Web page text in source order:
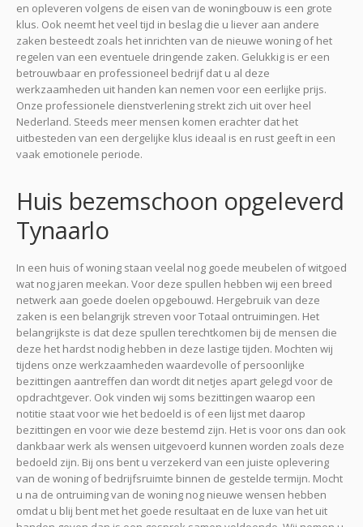
en opleveren volgens de eisen van de woningbouw is een grote
klus. Ook neemt het veel tijd in beslag die u liever aan andere
zaken besteedt zoals het inrichten van de nieuwe woning of het
regelen van een eventuele dringende zaken. Gelukkig is er een
betrouwbaar en professioneel bedrijf dat u al deze
werkzaamheden uit handen kan nemen voor een eerlijke prijs.
Onze professionele dienstverlening strekt zich uit over heel
Nederland. Steeds meer mensen komen erachter dat het
uitbesteden van een dergelijke klus ideaal is en rust geeft in een
vaak emotionele periode.
Huis bezemschoon opgeleverd
Tynaarlo
In een huis of woning staan veelal nog goede meubelen of witgoed
wat nog jaren meekan. Voor deze spullen hebben wij een breed
netwerk aan goede doelen opgebouwd. Hergebruik van deze
zaken is een belangrijk streven voor Totaal ontruimingen. Het
belangrijkste is dat deze spullen terechtkomen bij de mensen die
deze het hardst nodig hebben in deze lastige tijden. Mochten wij
tijdens onze werkzaamheden waardevolle of persoonlijke
bezittingen aantreffen dan wordt dit netjes apart gelegd voor de
opdrachtgever. Ook vinden wij soms bezittingen waarop een
notitie staat voor wie het bedoeld is of een lijst met daarop
bezittingen en voor wie deze bestemd zijn. Het is voor ons dan ook
dankbaar werk als wensen uitgevoerd kunnen worden zoals deze
bedoeld zijn. Bij ons bent u verzekerd van een juiste oplevering
van de woning of bedrijfsruimte binnen de gestelde termijn. Mocht
u na de ontruiming van de woning nog nieuwe wensen hebben
omdat u blij bent met het goede resultaat en de luxe van het uit